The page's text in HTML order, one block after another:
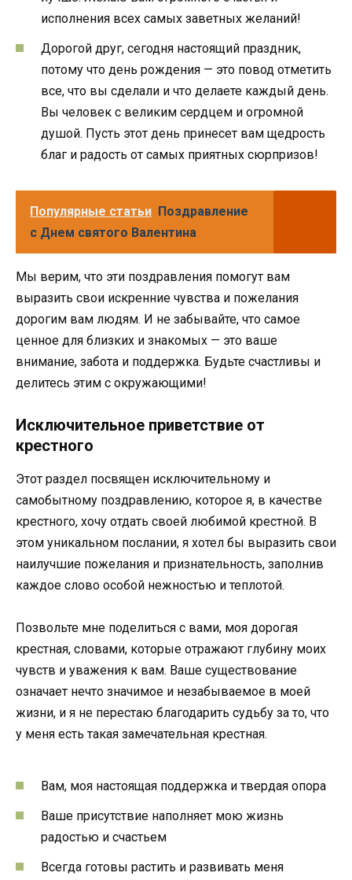
исполнения всех самых заветных желаний!
Дорогой друг, сегодня настоящий праздник,
потому что день рождения — это повод отметить
все, что вы сделали и что делаете каждый день.
Вы человек с великим сердцем и огромной
душой. Пусть этот день принесет вам щедрость
благ и радость от самых приятных сюрпризов!
Популярные статьи Поздравление
с Днем святого Валентина
Мы верим, что эти поздравления помогут вам
выразить свои искренние чувства и пожелания
дорогим вам людям. И не забывайте, что самое
ценное для близких и знакомых — это ваше
внимание, забота и поддержка. Будьте счастливы и
делитесь этим с окружающими!
Исключительное приветствие от
крестного
Этот раздел посвящен исключительному и
самобытному поздравлению, которое я, в качестве
крестного, хочу отдать своей любимой крестной. В
этом уникальном послании, я хотел бы выразить свои
наилучшие пожелания и признательность, заполнив
каждое слово особой нежностью и теплотой.
Позвольте мне поделиться с вами, моя дорогая
крестная, словами, которые отражают глубину моих
чувств и уважения к вам. Ваше существование
означает нечто значимое и незабываемое в моей
жизни, и я не перестаю благодарить судьбу за то, что
у меня есть такая замечательная крестная.
Вам, моя настоящая поддержка и твердая опора
Ваше присутствие наполняет мою жизнь
радостью и счастьем
Всегда готовы растить и развивать меня